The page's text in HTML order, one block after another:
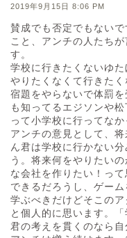
2019年9月15日 8:06 PM
賛成でも否定でもない
こと、アンチの人たち
す。
学校に行きたくないゆ
やりたくなくて行きたく
宿題をやらないで体罰
も知ってるエジソンや
って小学校に行ってなか
アンチの意見として、
ん君は学校に行かない
う。将来何をやりたい
な会社を作りたい！っ
できるだろうし、ゲー
学ぶべきだけどそこの
と個人的に思います。
君の考えを貫くのなら